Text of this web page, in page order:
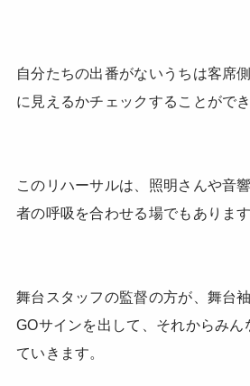
自分たちの出番がないうちは客席
に見えるかチェックすることができ
このリハーサルは、照明さんや音
者の呼吸を合わせる場でもあります
舞台スタッフの監督の方が、舞台
GOサインを出して、それからみん
ていきます。